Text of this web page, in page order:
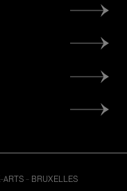
- BRUXELLES